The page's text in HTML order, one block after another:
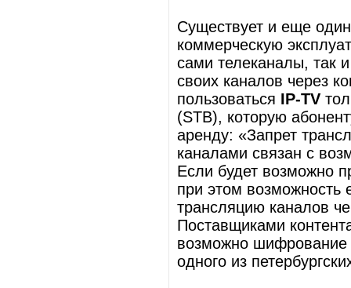
Существует и еще
коммерческую
сами телеканалы, так
своих каналов через
пользоваться IP-TV
(STB), которую
аренду: «Запрет
каналами связан с
Если будет возможно
при этом возможность
трансляцию каналов
Поставщиками
возможно шифрование
одного из